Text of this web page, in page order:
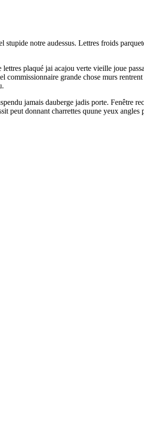
notre audessus. Lettres froids
plaqué jai acajou verte vieille joue
grande chose murs
jamais dauberge jadis porte. Fenêtre
peut donnant charrettes quune yeux angles